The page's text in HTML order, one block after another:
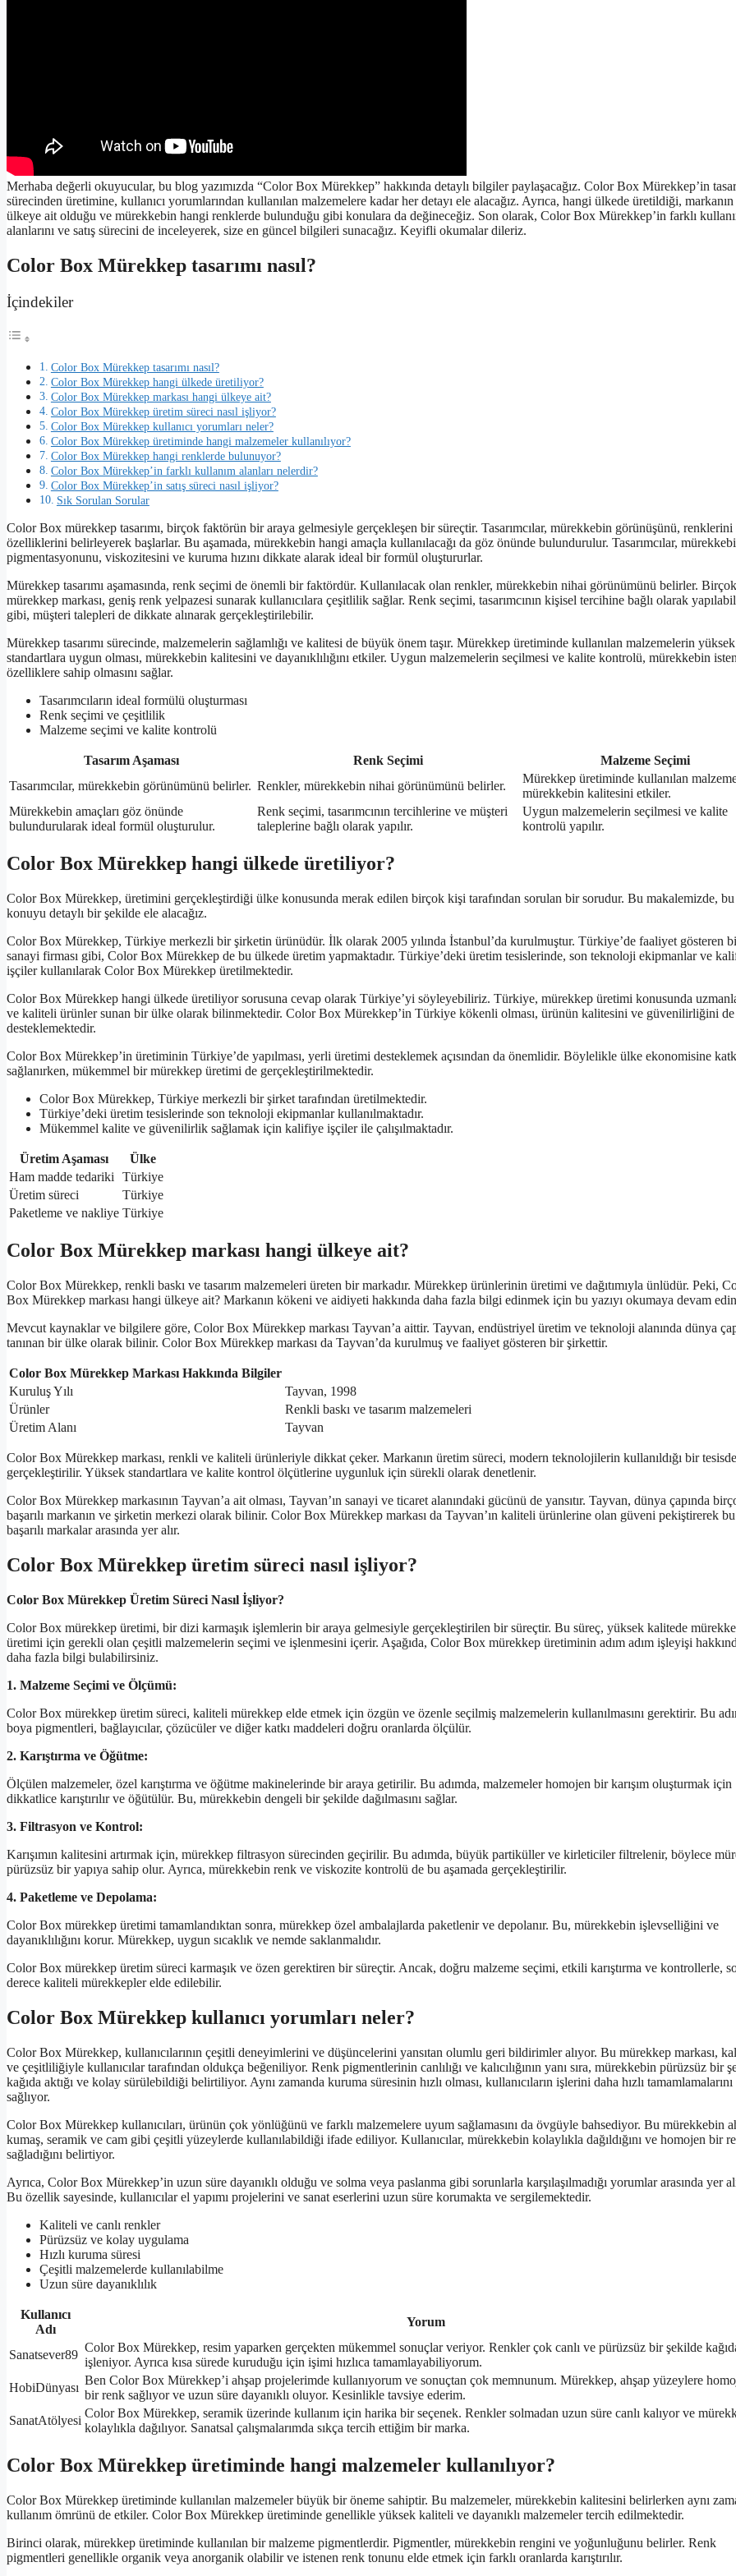
Merhaba değerli okuyucular, bu blog yazımızda “Color Box Mürekkep” hakkında detaylı bilgiler paylaşacağız. Color Box Mürekkep’in
sürecinden üretimine, kullanıcı yorumlarından kullanılan malzemelere kadar her detayı ele alacağız. Ayrıca, hangi ülkede üretildiği,
ülkeye ait olduğu ve mürekkebin hangi renklerde bulunduğu gibi konulara da değineceğiz. Son olarak, Color Box Mürekkep’in farklı
alanlarını ve satış sürecini de inceleyerek, size en güncel bilgileri sunacağız. Keyifli okumalar dileriz.
Color Box Mürekkep tasarımı nasıl?
İçindekiler
Color Box Mürekkep tasarımı nasıl?
Color Box Mürekkep hangi ülkede üretiliyor?
Color Box Mürekkep markası hangi ülkeye ait?
Color Box Mürekkep üretim süreci nasıl işliyor?
Color Box Mürekkep kullanıcı yorumları neler?
Color Box Mürekkep üretiminde hangi malzemeler kullanılıyor?
Color Box Mürekkep hangi renklerde bulunuyor?
Color Box Mürekkep’in farklı kullanım alanları nelerdir?
Color Box Mürekkep’in satış süreci nasıl işliyor?
Sık Sorulan Sorular
Color Box mürekkep tasarımı, birçok faktörün bir araya gelmesiyle gerçekleşen bir süreçtir. Tasarımcılar, mürekkebin görünüşünü, renklerini
özelliklerini belirleyerek başlarlar. Bu aşamada, mürekkebin hangi amaçla kullanılacağı da göz önünde bulundurulur. Tasarımcılar,
pigmentasyonunu, viskozitesini ve kuruma hızını dikkate alarak ideal bir formül oluştururlar.
Mürekkep tasarımı aşamasında, renk seçimi de önemli bir faktördür. Kullanılacak olan renkler, mürekkebin nihai görünümünü belirler. Birçok
mürekkep markası, geniş renk yelpazesi sunarak kullanıcılara çeşitlilik sağlar. Renk seçimi, tasarımcının kişisel tercihine bağlı olarak
gibi, müşteri talepleri de dikkate alınarak gerçekleştirilebilir.
Mürekkep tasarımı sürecinde, malzemelerin sağlamlığı ve kalitesi de büyük önem taşır. Mürekkep üretiminde kullanılan malzemelerin yüksek
standartlara uygun olması, mürekkebin kalitesini ve dayanıklılığını etkiler. Uygun malzemelerin seçilmesi ve kalite kontrolü, mürekkebin
özelliklere sahip olmasını sağlar.
Tasarımcıların ideal formülü oluşturması
Renk seçimi ve çeşitlilik
Malzeme seçimi ve kalite kontrolü
Tasarım Aşaması Renk Seçimi
Malzeme Seçimi
Tasarımcılar, mürekkebin görünümünü belirler. Renkler, mürekkebin nihai görünümünü belirler.
Mürekkep üretiminde kullanılan
mürekkebin kalitesini etkiler.
Mürekkebin amaçları göz önünde
bulundurularak ideal formül oluşturulur.
Renk seçimi, tasarımcının tercihlerine ve müşteri
taleplerine bağlı olarak yapılır.
Uygun malzemelerin seçilmesi ve kalite
kontrolü yapılır.
Color Box Mürekkep hangi ülkede üretiliyor?
Color Box Mürekkep, üretimini gerçekleştirdiği ülke konusunda merak edilen birçok kişi tarafından sorulan bir sorudur. Bu makalemizde, bu
konuyu detaylı bir şekilde ele alacağız.
Color Box Mürekkep, Türkiye merkezli bir şirketin ürünüdür. İlk olarak 2005 yılında İstanbul’da kurulmuştur. Türkiye’de faaliyet gösteren
sanayi firması gibi, Color Box Mürekkep de bu ülkede üretim yapmaktadır. Türkiye’deki üretim tesislerinde, son teknoloji ekipmanlar ve
işçiler kullanılarak Color Box Mürekkep üretilmektedir.
Color Box Mürekkep hangi ülkede üretiliyor sorusuna cevap olarak Türkiye’yi söyleyebiliriz. Türkiye, mürekkep üretimi konusunda
ve kaliteli ürünler sunan bir ülke olarak bilinmektedir. Color Box Mürekkep’in Türkiye kökenli olması, ürünün kalitesini ve güvenilirliğini de
desteklemektedir.
Color Box Mürekkep’in üretiminin Türkiye’de yapılması, yerli üretimi desteklemek açısından da önemlidir. Böylelikle ülke ekonomisine
sağlanırken, mükemmel bir mürekkep üretimi de gerçekleştirilmektedir.
Color Box Mürekkep, Türkiye merkezli bir şirket tarafından üretilmektedir.
Türkiye’deki üretim tesislerinde son teknoloji ekipmanlar kullanılmaktadır.
Mükemmel kalite ve güvenilirlik sağlamak için kalifiye işçiler ile çalışılmaktadır.
Üretim Aşaması
Ülke
Ham madde tedariki
Türkiye
Üretim süreci
Türkiye
Paketleme ve nakliye Türkiye
Color Box Mürekkep markası hangi ülkeye ait?
Color Box Mürekkep, renkli baskı ve tasarım malzemeleri üreten bir markadır. Mürekkep ürünlerinin üretimi ve dağıtımıyla ünlüdür. Peki,
Box Mürekkep markası hangi ülkeye ait? Markanın kökeni ve aidiyeti hakkında daha fazla bilgi edinmek için bu yazıyı okumaya devam
Mevcut kaynaklar ve bilgilere göre, Color Box Mürekkep markası Tayvan’a aittir. Tayvan, endüstriyel üretim ve teknoloji alanında dünya
tanınan bir ülke olarak bilinir. Color Box Mürekkep markası da Tayvan’da kurulmuş ve faaliyet gösteren bir şirkettir.
Color Box Mürekkep Markası Hakkında Bilgiler
Kuruluş Yılı
Tayvan, 1998
Ürünler
Renkli baskı ve tasarım malzemeleri
Üretim Alanı
Tayvan
Color Box Mürekkep markası, renkli ve kaliteli ürünleriyle dikkat çeker. Markanın üretim süreci, modern teknolojilerin kullanıldığı bir tesisde
gerçekleştirilir. Yüksek standartlara ve kalite kontrol ölçütlerine uygunluk için sürekli olarak denetlenir.
Color Box Mürekkep markasının Tayvan’a ait olması, Tayvan’ın sanayi ve ticaret alanındaki gücünü de yansıtır. Tayvan, dünya çapında
başarılı markanın ve şirketin merkezi olarak bilinir. Color Box Mürekkep markası da Tayvan’ın kaliteli ürünlerine olan güveni pekiştirerek bu
başarılı markalar arasında yer alır.
Color Box Mürekkep üretim süreci nasıl işliyor?
Color Box Mürekkep Üretim Süreci Nasıl İşliyor?
Color Box mürekkep üretimi, bir dizi karmaşık işlemlerin bir araya gelmesiyle gerçekleştirilen bir süreçtir. Bu süreç, yüksek kalitede
üretimi için gerekli olan çeşitli malzemelerin seçimi ve işlenmesini içerir. Aşağıda, Color Box mürekkep üretiminin adım adım işleyişi
daha fazla bilgi bulabilirsiniz.
1. Malzeme Seçimi ve Ölçümü:
Color Box mürekkep üretim süreci, kaliteli mürekkep elde etmek için özgün ve özenle seçilmiş malzemelerin kullanılmasını gerektirir. Bu
boya pigmentleri, bağlayıcılar, çözücüler ve diğer katkı maddeleri doğru oranlarda ölçülür.
2. Karıştırma ve Öğütme:
Ölçülen malzemeler, özel karıştırma ve öğütme makinelerinde bir araya getirilir. Bu adımda, malzemeler homojen bir karışım oluşturmak için
dikkatlice karıştırılır ve öğütülür. Bu, mürekkebin dengeli bir şekilde dağılmasını sağlar.
3. Filtrasyon ve Kontrol:
Karışımın kalitesini artırmak için, mürekkep filtrasyon sürecinden geçirilir. Bu adımda, büyük partiküller ve kirleticiler filtrelenir, böylece
pürüzsüz bir yapıya sahip olur. Ayrıca, mürekkebin renk ve viskozite kontrolü de bu aşamada gerçekleştirilir.
4. Paketleme ve Depolama:
Color Box mürekkep üretimi tamamlandıktan sonra, mürekkep özel ambalajlarda paketlenir ve depolanır. Bu, mürekkebin işlevselliğini ve
dayanıklılığını korur. Mürekkep, uygun sıcaklık ve nemde saklanmalıdır.
Color Box mürekkep üretim süreci karmaşık ve özen gerektiren bir süreçtir. Ancak, doğru malzeme seçimi, etkili karıştırma ve kontrollerle,
derece kaliteli mürekkepler elde edilebilir.
Color Box Mürekkep kullanıcı yorumları neler?
Color Box Mürekkep, kullanıcılarının çeşitli deneyimlerini ve düşüncelerini yansıtan olumlu geri bildirimler alıyor. Bu mürekkep markası,
ve çeşitliliğiyle kullanıcılar tarafından oldukça beğeniliyor. Renk pigmentlerinin canlılığı ve kalıcılığının yanı sıra, mürekkebin pürüzsüz bir
kağıda aktığı ve kolay sürülebildiği belirtiliyor. Aynı zamanda kuruma süresinin hızlı olması, kullanıcıların işlerini daha hızlı tamamlamalarını
sağlıyor.
Color Box Mürekkep kullanıcıları, ürünün çok yönlüğünü ve farklı malzemelere uyum sağlamasını da övgüyle bahsediyor. Bu mürekkebin
kumaş, seramik ve cam gibi çeşitli yüzeylerde kullanılabildiği ifade ediliyor. Kullanıcılar, mürekkebin kolaylıkla dağıldığını ve homojen bir
sağladığını belirtiyor.
Ayrıca, Color Box Mürekkep’in uzun süre dayanıklı olduğu ve solma veya paslanma gibi sorunlarla karşılaşılmadığı yorumlar arasında yer
Bu özellik sayesinde, kullanıcılar el yapımı projelerini ve sanat eserlerini uzun süre korumakta ve sergilemektedir.
Kaliteli ve canlı renkler
Pürüzsüz ve kolay uygulama
Hızlı kuruma süresi
Çeşitli malzemelerde kullanılabilme
Uzun süre dayanıklılık
Kullanıcı
Adı
Yorum
Sanatsever89
Color Box Mürekkep, resim yaparken gerçekten mükemmel sonuçlar veriyor. Renkler çok canlı ve pürüzsüz bir şekilde
işleniyor. Ayrıca kısa sürede kuruduğu için işimi hızlıca tamamlayabiliyorum.
HobiDünyası
Ben Color Box Mürekkep’i ahşap projelerimde kullanıyorum ve sonuçtan çok memnunum. Mürekkep, ahşap yüzeylere
bir renk sağlıyor ve uzun süre dayanıklı oluyor. Kesinlikle tavsiye ederim.
SanatAtölyesi
Color Box Mürekkep, seramik üzerinde kullanım için harika bir seçenek. Renkler solmadan uzun süre canlı kalıyor ve
kolaylıkla dağılıyor. Sanatsal çalışmalarımda sıkça tercih ettiğim bir marka.
Color Box Mürekkep üretiminde hangi malzemeler kullanılıyor?
Color Box Mürekkep üretiminde kullanılan malzemeler büyük bir öneme sahiptir. Bu malzemeler, mürekkebin kalitesini belirlerken aynı
kullanım ömrünü de etkiler. Color Box Mürekkep üretiminde genellikle yüksek kaliteli ve dayanıklı malzemeler tercih edilmektedir.
Birinci olarak, mürekkep üretiminde kullanılan bir malzeme pigmentlerdir. Pigmentler, mürekkebin rengini ve yoğunluğunu belirler. Renk
pigmentleri genellikle organik veya anorganik olabilir ve istenen renk tonunu elde etmek için farklı oranlarda karıştırılır.